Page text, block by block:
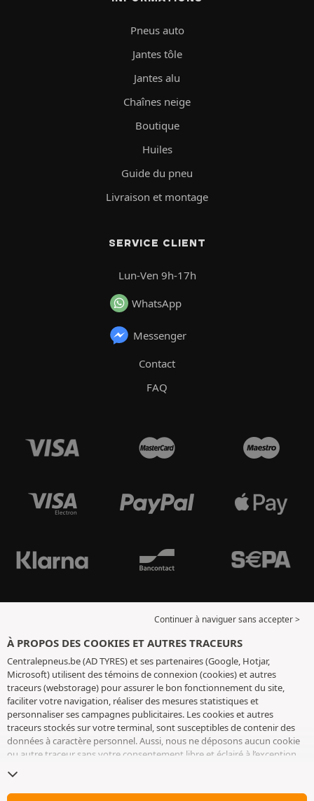
Pneus auto
Jantes tôle
Jantes alu
Chaînes neige
Boutique
Huiles
Guide du pneu
Livraison et montage
SERVICE CLIENT
Lun-Ven 9h-17h
WhatsApp
Messenger
Contact
FAQ
Continuer à naviguer sans accepter >
À PROPOS DES COOKIES ET AUTRES TRACEURS
Centralepneus.be (AD TYRES) et ses partenaires (Google, Hotjar,
Microsoft) utilisent des témoins de connexion (cookies) et autres
traceurs (webstorage) pour assurer le bon fonctionnement du site,
faciliter votre navigation, réaliser des mesures statistiques et
personnaliser ses campagnes publicitaires. Les cookies et autres
traceurs stockés sur votre terminal, sont susceptibles de contenir des
données à caractère personnel. Aussi, nous ne déposons aucun cookie
ou autre traceur sans votre consentement libre et éclairé à l’exception
conservons votre choix pendant 6 mois. Vous pouvez retirer votre
consentement à tout moment en vous rendant sur lapage cookies et